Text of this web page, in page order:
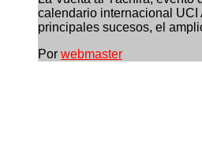
calendario internacional UCI
principales sucesos, el
Por webmaster